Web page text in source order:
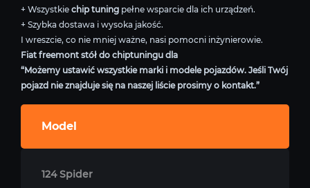
+ Wszystkie chip tuning pełne wsparcie dla ich urządzeń.
+ Szybka dostawa i wysoka jakość.
I wreszcie, co nie mniej ważne, nasi pomocni inżynierowie.
Fiat freemont stół do chiptuningu dla
“Możemy ustawić wszystkie marki i modele pojazdów. Jeśli Twój
pojazd nie znajduje się na naszej liście prosimy o kontakt.”
Model
124 Spider